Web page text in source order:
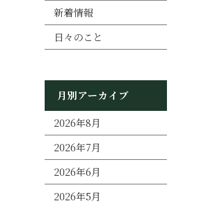
新着情報
日々のこと
月別アーカイブ
2026年8月
2026年7月
2026年6月
2026年5月